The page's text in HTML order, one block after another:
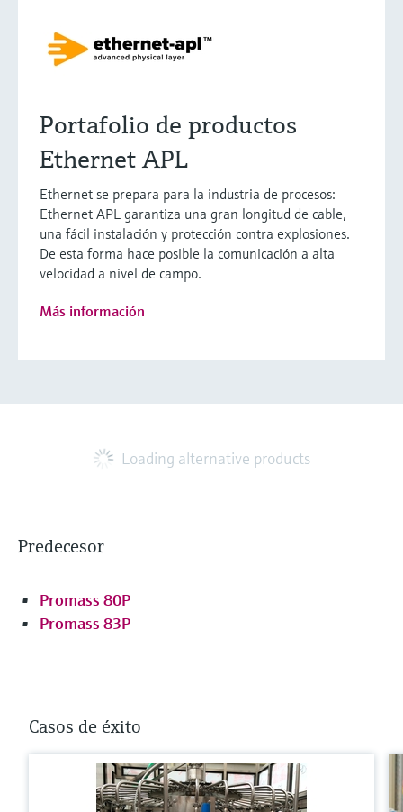
Portafolio de productos
Ethernet APL
Ethernet se prepara para la industria de procesos:
Ethernet APL garantiza una gran longitud de cable,
una fácil instalación y protección contra explosiones.
De esta forma hace posible la comunicación a alta
velocidad a nivel de campo.
Más información
Loading alternative products
Predecesor
Promass 80P
Promass 83P
Casos de éxito